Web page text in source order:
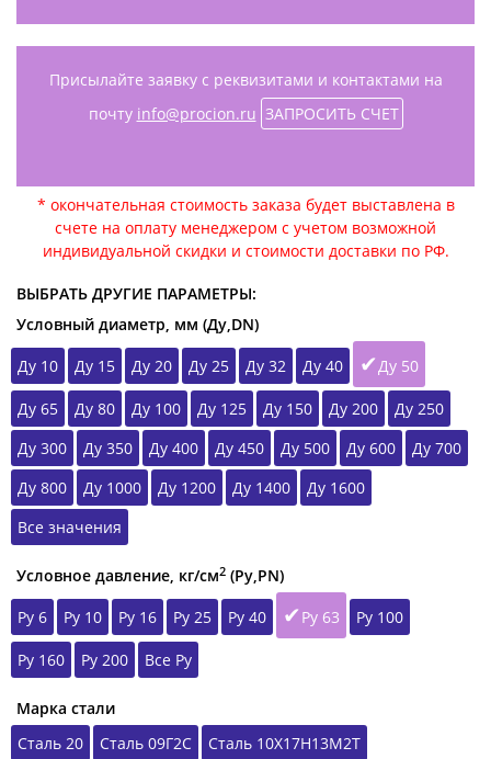
Присылайте заявку с реквизитами и контактами на
почту info@procion.ru ЗАПРОСИТЬ СЧЕТ
* окончательная стоимость заказа будет выставлена в
счете на оплату менеджером с учетом возможной
индивидуальной скидки и стоимости доставки по РФ.
ВЫБРАТЬ ДРУГИЕ ПАРАМЕТРЫ:
Условный диаметр, мм (Ду,DN)
Ду 10
Ду 15 Ду 20 Ду 25 Ду 32 Ду 40 Ду 50
Ду 65 Ду 80 Ду 100 Ду 125 Ду 150 Ду 200
Ду 250
Ду 300
Ду 350 Ду 400 Ду 450 Ду 500 Ду 600
Ду 700
Ду 800
Ду 1000 Ду 1200 Ду 1400
Ду 1600
Все значения
Условное давление, кг/см2 (Ру,РN)
Ру 6
Ру 10 Ру 16 Ру 25 Ру 40 Ру 63 Ру 100
Ру 160 Ру 200 Все Ру
Марка стали
Сталь 20
Сталь 09Г2С Сталь 10Х17Н13М2Т